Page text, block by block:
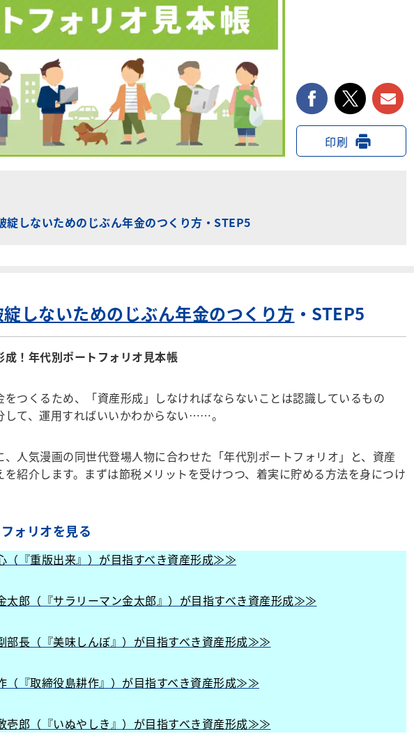
facebooktwitter
印刷
しないためのじぶん年金のつくり方・STEP5
しないためのじぶん年金のつくり方 ・STEP5
！年代別ポートフォリオ見本帳
つくるため、「資産形成」しなければならないことは認識しているもの
して、運用すればいいかわからない……。
人気漫画の同世代登場人物に合わせた「年代別ポートフォリオ」と、資産
紹介します。まずは節税メリットを受けつつ、着実に貯める方法を身につけ
ォリオを見る
（『重版出来』）が目指すべき資産形成≫≫
太郎（『サラリーマン金太郎』）が目指すべき資産形成≫≫
部長（『美味しんぼ』）が目指すべき資産形成≫≫
（『取締役島耕作』）が目指すべき資産形成≫≫
壱郎（『いぬやしき』）が目指すべき資産形成≫≫